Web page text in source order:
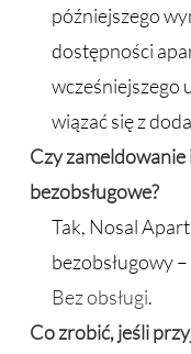
późniejszego
dostępności
wcześniejszego
wiązać się z
Czy
bezobsługowe?
Tak, Nosal
bezobsługowy
Bez obsługi.
Co zrobić, jeśli